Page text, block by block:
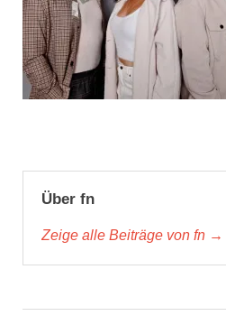
Über fn
Zeige alle Beiträge von fn →